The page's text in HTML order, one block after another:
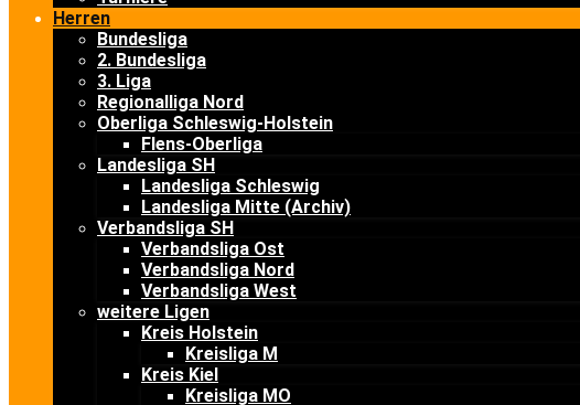
Herren
Bundesliga
2. Bundesliga
3. Liga
Regionalliga Nord
Oberliga Schleswig-Holstein
Flens-Oberliga
Landesliga SH
Landesliga Schleswig
Landesliga Mitte (Archiv)
Verbandsliga SH
Verbandsliga Ost
Verbandsliga Nord
Verbandsliga West
weitere Ligen
Kreis Holstein
Kreisliga M
Kreis Kiel
Kreisliga MO